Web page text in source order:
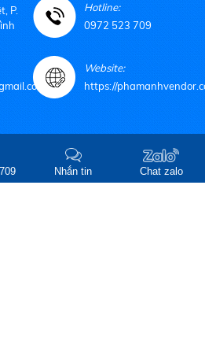
P.
Hotline:
0972 523 709
Website:
https://
MTV TM-DV PHẠM ANH. Design byWeb
4165 | Tổng: 503201
Nhắn tin Chat zalo